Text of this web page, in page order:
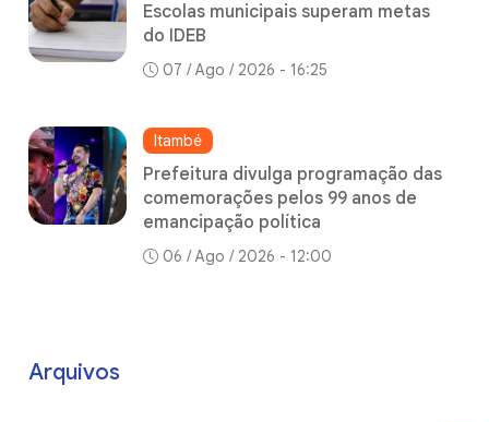
Escolas municipais superam metas
do IDEB
07 / Ago / 2026 - 16:25
Itambé
Prefeitura divulga programação das
comemorações pelos 99 anos de
emancipação política
06 / Ago / 2026 - 12:00
Arquivos